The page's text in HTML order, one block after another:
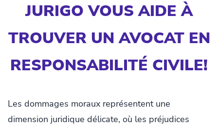
JURIGO VOUS AIDE À
TROUVER UN AVOCAT EN
RESPONSABILITÉ CIVILE!
Les dommages moraux représentent une
dimension juridique délicate, où les préjudices